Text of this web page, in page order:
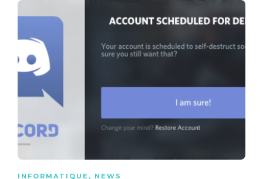
INFORMATIQUE , NEWS